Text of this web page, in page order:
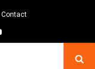
Contact
Youtube